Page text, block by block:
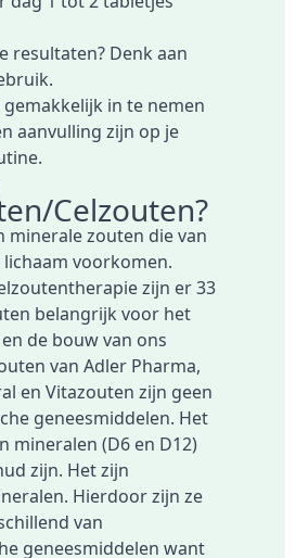
resultaten? Denk aan
in te nemen
aanvulling zijn op je
Celzouten?
minerale zouten die van
voorkomen.
zijn er 33
belangrijk voor het
de bouw van ons
van Adler Pharma,
en Vitazouten zijn geen
geneesmiddelen. Het
mineralen (D6 en D12)
zijn. Het zijn
Hierdoor zijn ze
van
geneesmiddelen want